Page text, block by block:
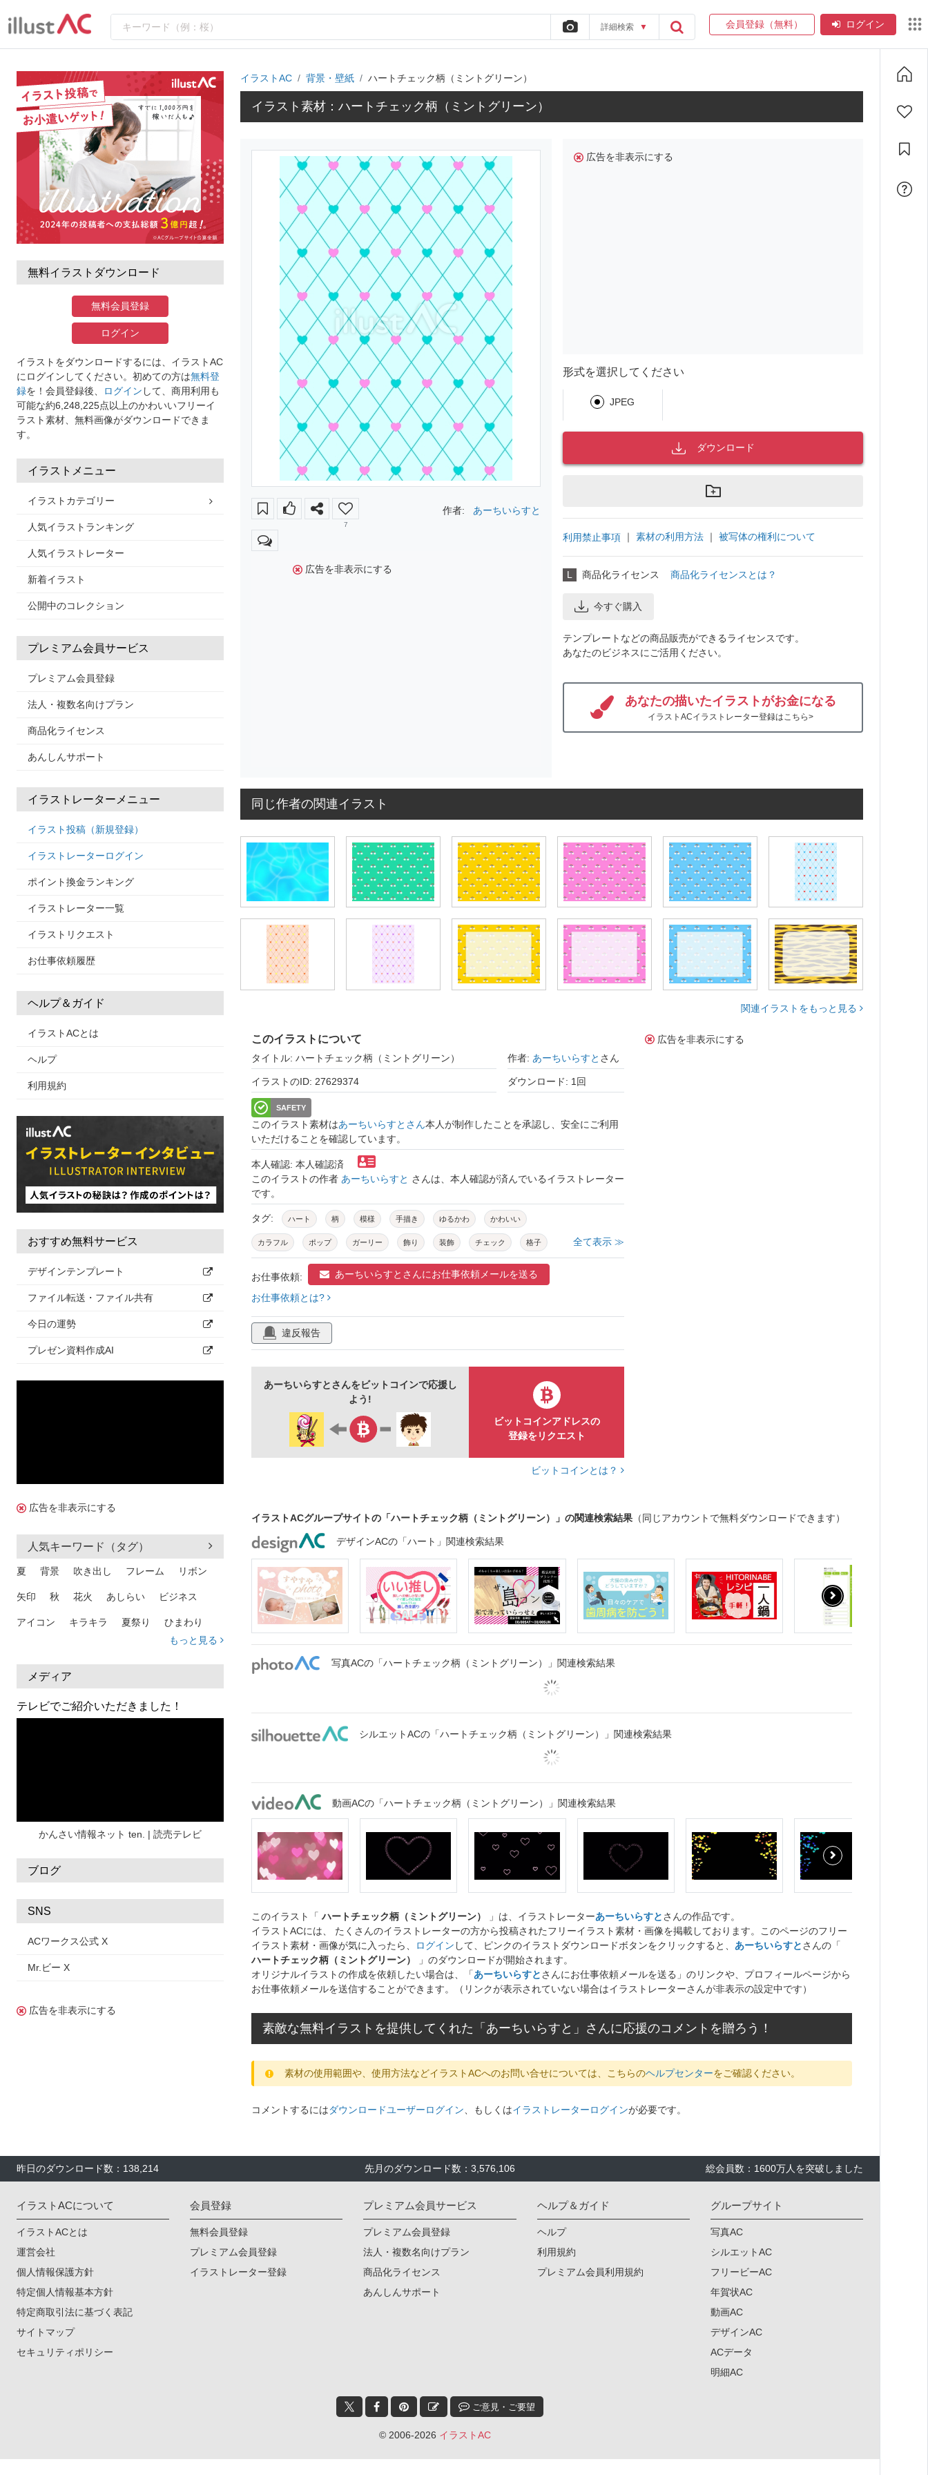
詳細検索 ▼ 会員登録（無料） ログイン
無料イラストダウンロード
無料会員登録
ログイン
イラストをダウンロードするには、イラストAC
にログインしてください。初めての方は無料登
録を！会員登録後、 ログイン して、商用利用も
可能な約6,248,225点以上のかわいいフリーイ
ラスト素材、無料画像がダウンロードできま
す。
イラストメニュー
イラストカテゴリー
人気イラストランキング
人気イラストレーター
新着イラスト
公開中のコレクション
プレミアム会員サービス
プレミアム会員登録
法人・複数名向けプラン
商品化ライセンス
あんしんサポート
イラストレーターメニュー
イラスト投稿（新規登録）
イラストレーターログイン
ポイント換金ランキング
イラストレーター一覧
イラストリクエスト
お仕事依頼履歴
ヘルプ＆ガイド
イラストACとは
ヘルプ
利用規約
おすすめ無料サービス
デザインテンプレート
ファイル転送・ファイル共有
今日の運勢
プレゼン資料作成AI
広告を非表示にする
人気キーワード（タグ）
夏 背景 吹き出し フレーム リボン
矢印 秋 花火 あしらい ビジネス
アイコン キラキラ 夏祭り ひまわり
熱中症
人物 暑中見舞い
日本地図 海
もっと見る
メディア
テレビでご紹介いただきました！
かんさい情報ネット ten. | 読売テレビ
ブログ
SNS
ACワークス公式 X
Mr.ビー X
広告を非表示にする
イラストAC 背景・壁紙 ハートチェック柄（ミントグリーン）
イラスト素材：ハートチェック柄（ミントグリーン）
7
作者: あーちいらすと
広告を非表示にする
広告を非表示にする
形式を選択してください
JPEG
ダウンロード
利用禁止事項 ｜ 素材の利用方法 ｜ 被写体の権利について
L 商品化ライセンス 商品化ライセンスとは？
今すぐ購入
テンプレートなどの商品販売ができるライセンスです。
あなたのビジネスにご活用ください。
あなたの描いたイラストがお金になる
イラストACイラストレーター登録はこちら>
同じ作者の関連イラスト
関連イラストをもっと見る
このイラストについて
タイトル: ハートチェック柄（ミントグリーン） 作者: あーちいらすと さん
イラストのID: 27629374 ダウンロード: 1回
SAFETY
このイラスト素材はあーちいらすとさん本人が制作したことを承認し、安全にご利用
いただけることを確認しています。
本人確認: 本人確認済
このイラストの作者 あーちいらすと さんは、本人確認が済んでいるイラストレーター
です。
タグ: ハート 柄 模様 手描き ゆるかわ かわいい
カラフル ポップ ガーリー 飾り 装飾 チェック 格子
背景 壁紙 ミントグリーン ピンク 緑 黄緑
全て表示 ≫
お仕事依頼: あーちいらすとさんにお仕事依頼メールを送る
お仕事依頼とは?
違反報告
あーちいらすとさんをビットコインで応援し
よう!
ビットコインアドレスの
登録をリクエスト
ビットコインとは？
広告を非表示にする
イラストACグループサイトの「ハートチェック柄（ミントグリーン）」の関連検索結果 （同じアカウントで無料ダウンロードできます）
デザインACの「ハート」関連検索結果
写真ACの「ハートチェック柄（ミントグリーン）」関連検索結果
シルエットACの「ハートチェック柄（ミントグリーン）」関連検索結果
動画ACの「ハートチェック柄（ミントグリーン）」関連検索結果
このイラスト「ハートチェック柄（ミントグリーン） 」は、イラストレーターあーちいらすとさんの作品です。
イラストACには、 たくさんのイラストレーターの方から投稿されたフリーイラスト素材・画像を掲載しております。このページのフリー
イラスト素材・画像が気に入ったら、
ログイン して、ピンクのイラストダウンロードボタンをクリックすると、 あーちいらすとさんの「
ハートチェック柄（ミントグリーン）
」のダウンロードが開始されます。
オリジナルイラストの作成を依頼したい場合は、「あーちいらすとさんにお仕事依頼メールを送る」のリンクや、プロフィールページから
お仕事依頼メールを送信することができます。（リンクが表示されていない場合はイラストレーターさんが非表示の設定中です）
素敵な無料イラストを提供してくれた「あーちいらすと」さんに応援のコメントを贈ろう！
素材の使用範囲や、使用方法などイラストACへのお問い合せについては、こちらのヘルプセンターをご確認ください。
コメントするにはダウンロードユーザーログイン、もしくはイラストレーターログインが必要です。
昨日のダウンロード数：138,214 先月のダウンロード数：3,576,106 総会員数：1600万人を突破しました
イラストACについて
イラストACとは
運営会社
個人情報保護方針
特定個人情報基本方針
特定商取引法に基づく表記
サイトマップ
セキュリティポリシー
会員登録
無料会員登録
プレミアム会員登録
イラストレーター登録
プレミアム会員サービス
プレミアム会員登録
法人・複数名向けプラン
商品化ライセンス
あんしんサポート
ヘルプ＆ガイド
ヘルプ
利用規約
プレミアム会員利用規約
グループサイト
写真AC
シルエットAC
フリービーAC
年賀状AC
動画AC
デザインAC
ACデータ
明細AC
ご意見・ご要望
© 2006-2026 イラストAC